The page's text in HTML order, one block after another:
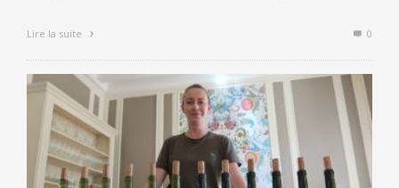
Lire la suite 0